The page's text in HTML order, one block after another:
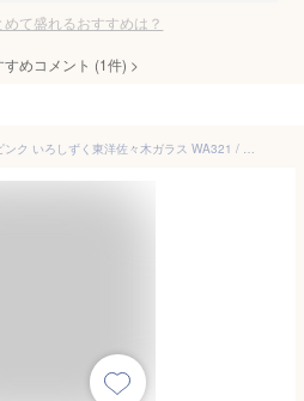
て盛れるおすすめは？
めコメント (1件) >
めん皿 (3枚セット) ペールピンク いろしずく東洋佐々木ガラス WA321 / 日本製 大皿 食器 皿 そば うどん そうめん 麺皿 蕎麦 素麺 和風 和食 ガラス きれい キレイ かわいい 可愛い おしゃれ お洒落 シンプル 家庭用 業務用 飲食店 プロユース まとめ買い ハンドメイド /